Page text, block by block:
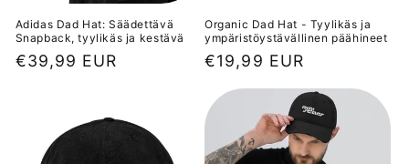
Adidas Dad Hat: Säädettävä
Snapback, tyylikäs ja kestävä
Normaalihinta
€39,99 EUR
Organic Dad Hat - Tyylikäs ja
ympäristöystävällinen päähineet
Normaalihinta
€19,99 EUR